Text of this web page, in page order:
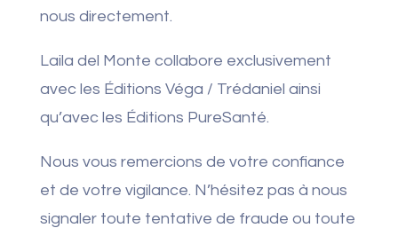
nous directement.
Laila del Monte collabore exclusivement
avec les Éditions Véga / Trédaniel ainsi
qu’avec les Éditions PureSanté.
Nous vous remercions de votre confiance
et de votre vigilance. N’hésitez pas à nous
signaler toute tentative de fraude ou toute